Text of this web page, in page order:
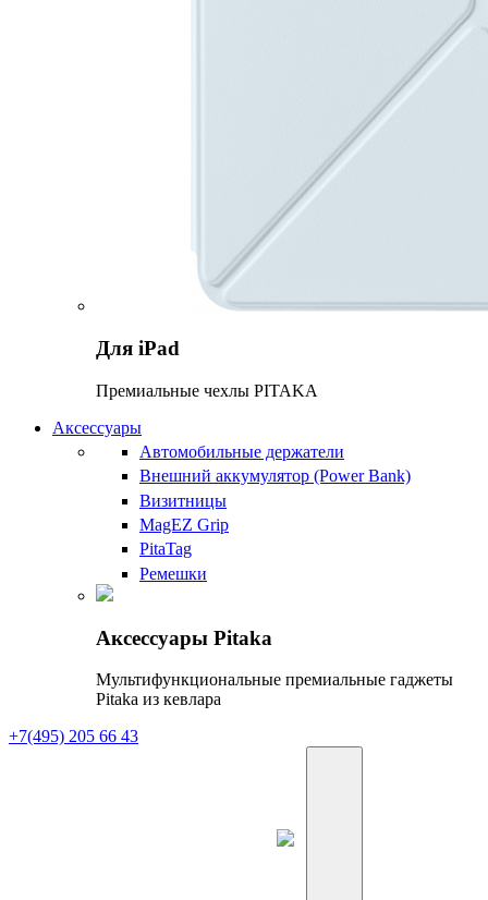
Для iPad
Премиальные чехлы PITAKA
Аксессуары
Автомобильные держатели
Внешний аккумулятор (Power Bank)
Визитницы
MagEZ Grip
PitaTag
Ремешки
Аксессуары Pitaka
Мультифункциональные премиальные гаджеты
Pitaka из кевлара
+7(495) 205 66 43